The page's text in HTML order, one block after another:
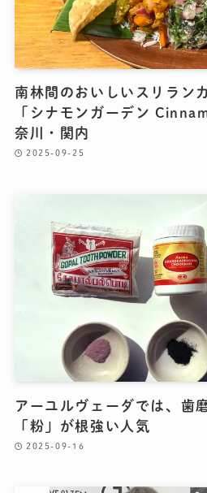
南林間のおいしいスリラン
「シナモンガーデン
奈川・関内
2025-09-25
アーユルヴェーダでは、歯
「粉」が根強い人気
2025-09-16